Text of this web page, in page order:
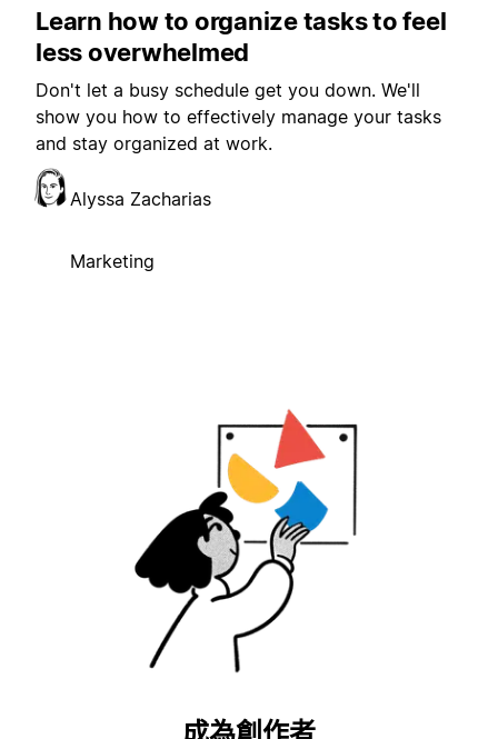
Learn how to organize tasks to feel
less overwhelmed
Don't let a busy schedule get you down. We'll
show you how to effectively manage your tasks
and stay organized at work.
Alyssa Zacharias
Marketing